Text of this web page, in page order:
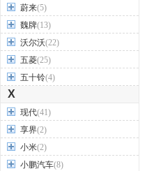
蔚来(5)
魏牌(13)
沃尔沃(22)
五菱(25)
五十铃(4)
X
现代(41)
享界(2)
小米(2)
小鹏汽车(8)